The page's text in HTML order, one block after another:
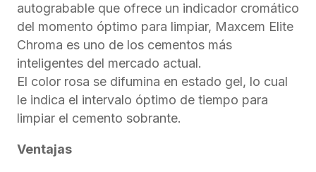
autograbable que ofrece un indicador cromático
del momento óptimo para limpiar, Maxcem Elite
Chroma es uno de los cementos más
inteligentes del mercado actual.
El color rosa se difumina en estado gel, lo cual
le indica el intervalo óptimo de tiempo para
limpiar el cemento sobrante.
Ventajas